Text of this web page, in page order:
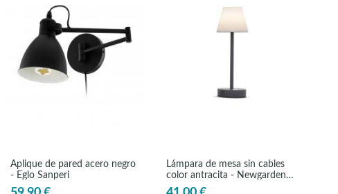
Aplique de pared acero negro
- Eglo Sanperi
Lámpara de mesa sin cables
color antracita - Newgarden
Lola